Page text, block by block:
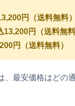
円（送料無料）
円（送料無料
円（送料無料）
、最安価格はどの